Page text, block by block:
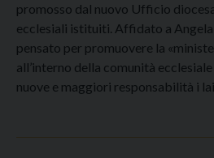
promosso dal nuovo Ufficio
ecclesiali istituiti. Affidato a
pensato per promuovere la
all’interno della comunità
nuove e maggiori responsabilità i